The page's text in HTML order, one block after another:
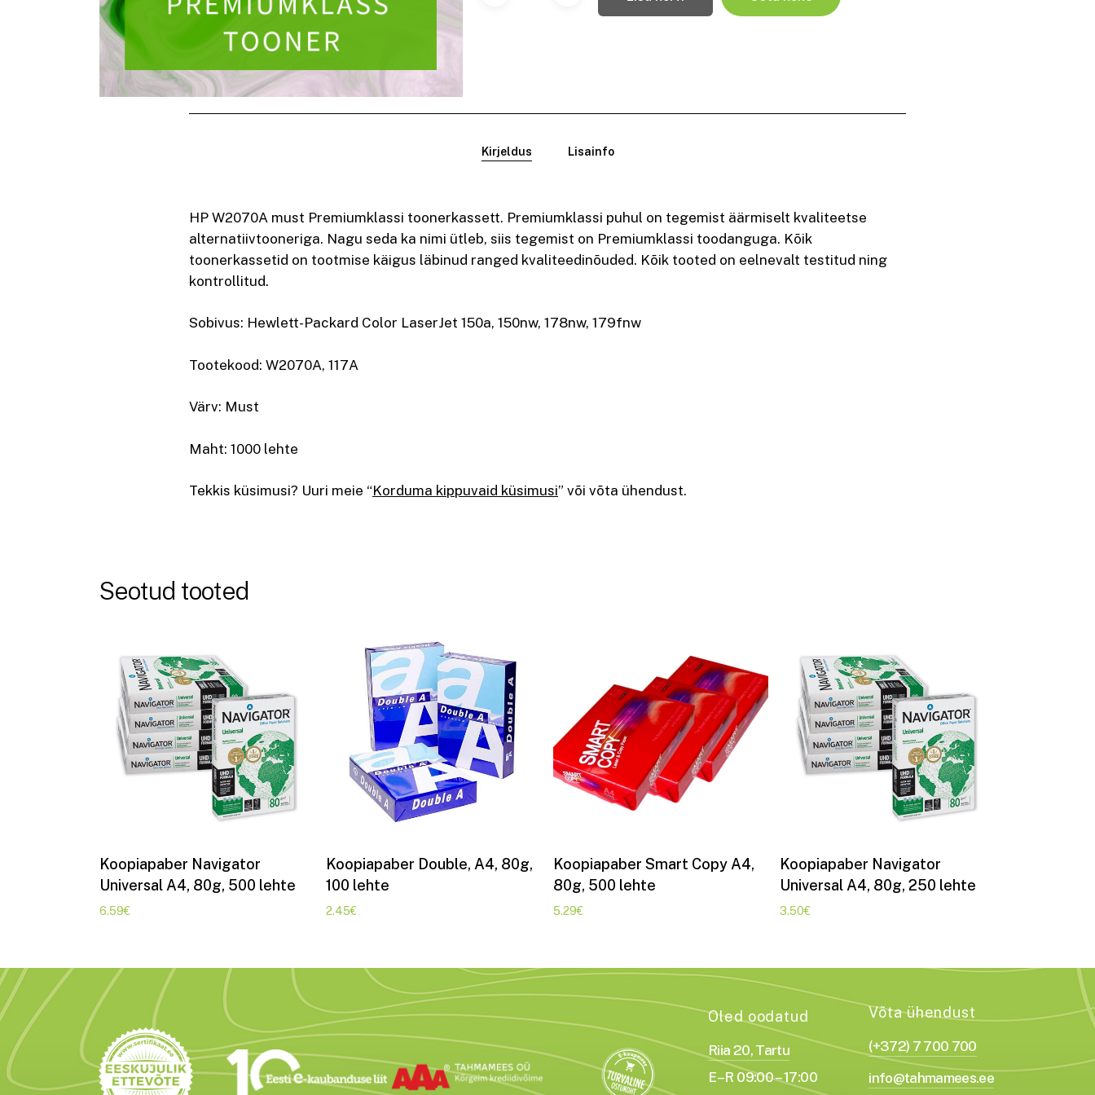
Kirjeldus Lisainfo
HP W2070A must Premiumklassi toonerkassett. Premiumklassi puhul on tegemist äärmiselt kvaliteetse
alternatiivtooneriga. Nagu seda ka nimi ütleb, siis tegemist on Premiumklassi toodanguga. Kõik
toonerkassetid on tootmise käigus läbinud ranged kvaliteedinõuded. Kõik tooted on eelnevalt testitud ning
kontrollitud.
Sobivus: Hewlett-Packard Color LaserJet 150a, 150nw, 178nw, 179fnw
Tootekood: W2070A, 117A
Värv: Must
Maht: 1000 lehte
Tekkis küsimusi? Uuri meie “Korduma kippuvaid küsimusi” või võta ühendust.
Seotud tooted
Koopiapaber Navigator
Universal A4, 80g, 500 lehte
6.59€
Koopiapaber Double, A4, 80g,
100 lehte
2.45€
Koopiapaber Smart Copy A4,
80g, 500 lehte
5.29€
Koopiapaber Navigator
Universal A4, 80g, 250 lehte
3.50€
Oled oodatud
Riia 20, Tartu
E–R 09:00 – 17:00
Võta ühendust
(+372) 7 700 700
info@tahmamees.ee